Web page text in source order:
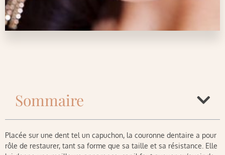
Sommaire
Placée sur une dent tel un capuchon, la couronne dentaire a pour
rôle de restaurer, tant sa forme que sa taille et sa résistance. Elle